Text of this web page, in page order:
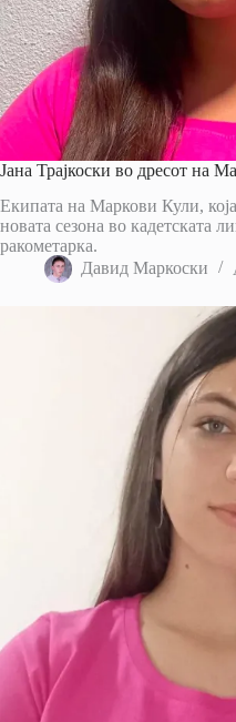
Јана Трајкоски во дресот на
Екипата на Маркови Кули,
новата сезона во кадетската
ракометарка.
Давид Маркоски